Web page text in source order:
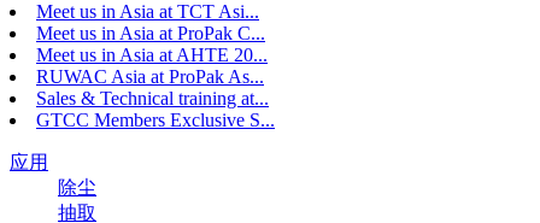
Meet us in Asia at TCT Asi...
Meet us in Asia at ProPak C...
Meet us in Asia at AHTE 20...
RUWAC Asia at ProPak As...
Sales & Technical training at...
GTCC Members Exclusive S...
应用
除尘
抽取